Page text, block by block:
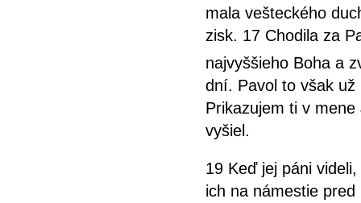
mala vešteckého
zisk. 17 Chodila za
najvyššieho Boha a
dní. Pavol to však
Prikazujem ti v
vyšiel.
19 Keď jej páni
ich na námestie